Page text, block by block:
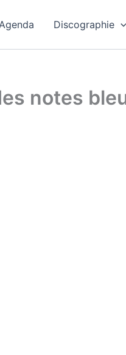
Discographie
notes